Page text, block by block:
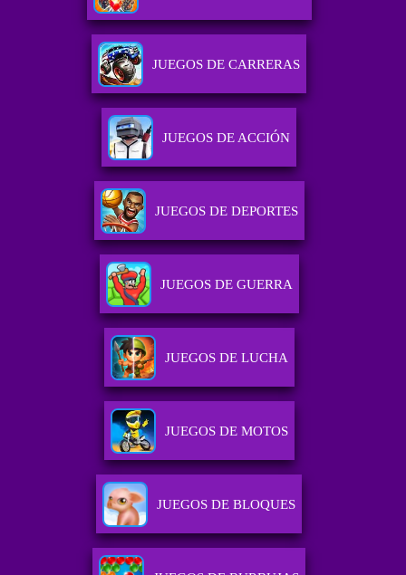
JUEGOS DE CARRERAS
JUEGOS DE ACCIÓN
JUEGOS DE DEPORTES
JUEGOS DE GUERRA
JUEGOS DE LUCHA
JUEGOS DE MOTOS
JUEGOS DE BLOQUES